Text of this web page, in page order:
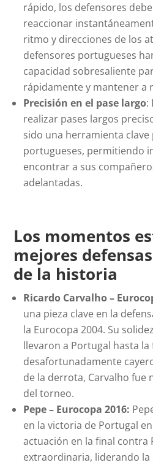
rápido, los defensores
reaccionar
ritmo y direcciones de los
defensores portugueses
capacidad sobresaliente
rápidamente y mantener a
Precisión en el pase largo:
realizar pases largos
sido una herramienta
portugueses, permitiendo
encontrar a sus
adelantadas.
Los momentos
mejores
de la historia
Ricardo Carvalho –
una pieza clave en la
la Eurocopa 2004. Su
llevaron a Portugal hasta
desafortunadamente
de la derrota, Carvalho fue
del torneo.
Pepe – Eurocopa 2016:
en la victoria de Portugal
actuación en la final contra
extraordinaria, liderando la